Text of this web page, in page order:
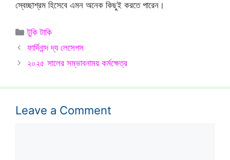
স্বেচ্ছাশ্রম হিসেবে এমন অনেক কিছুই করতে পারেন।
Categories
টুকি টাকি
ফার্দিনান্দ দ্য লেসেপস
২০২৫ সালের সম্ভাবনাময় কর্মক্ষেত্র
Leave a Comment